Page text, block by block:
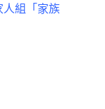
人組「家族